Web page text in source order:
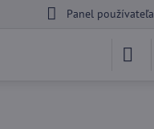
Panel používateľa